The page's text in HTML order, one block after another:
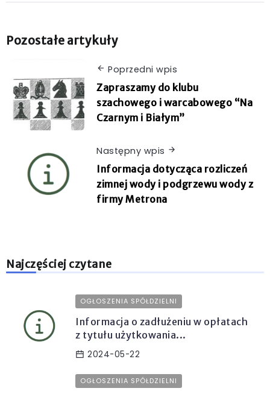
Pozostałe artykuły
Poprzedni wpis
Zapraszamy do klubu
szachowego i warcabowego “Na
Czarnym i Białym”
Następny wpis
Informacja dotycząca rozliczeń
zimnej wody i podgrzewu wody z
firmy Metrona
Najczęściej czytane
OGŁOSZENIA SPÓŁDZIELNI
Informacja o zadłużeniu w opłatach
z tytułu użytkowania...
2024-05-22
OGŁOSZENIA SPÓŁDZIELNI